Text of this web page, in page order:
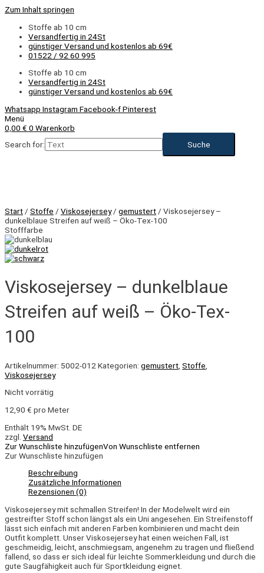
Zum Inhalt springen
Stoffe ab 10 cm
Versandfertig in 24St
günstiger Versand und kostenlos ab 69€
01522 / 92 60 995
Stoffe ab 10 cm
Versandfertig in 24St
günstiger Versand und kostenlos ab 69€
Whatsapp Instagram Facebook-fPinterest
Menü
0,00 € 0 Warenkorb
Search for:
Start / Stoffe / Viskosejersey/ gemustert / Viskosejersey –
dunkelblaue Streifen auf weiß – Öko-Tex-100
Stofffarbe
Viskosejersey – dunkelblaue
Streifen auf weiß – Öko-Tex-
100
Artikelnummer: 5002-012 Kategorien: gemustert Stoffe
Viskosejersey
Nicht vorrätig
12,90 € pro Meter
Enthält 19% MwSt. DE
zzgl. Versand
Zur Wunschliste hinzufügenVon Wunschliste entfernen
Zur Wunschliste hinzufügen
Beschreibung
Zusätzliche Informationen
Rezensionen (0)
Viskosejersey mit schmallen Streifen! In der Modelwelt wird ein
gestreifter Stoff schon längst als ein Uni angesehen. Ein Streifenstoff
lässt sich einfach mit anderen Farben kombinieren und macht dein
Outfit komplett. Unser Viskosejersey hat einen weichen Fall, ist
geschmeidig, leicht, anschmiegsam, angenehm zu tragen und fließend
fallend, so dass er sich ideal für leichte Sommerkleidung und durch die
gute Saugfähigkeit auch für Sportkleidung eignet.